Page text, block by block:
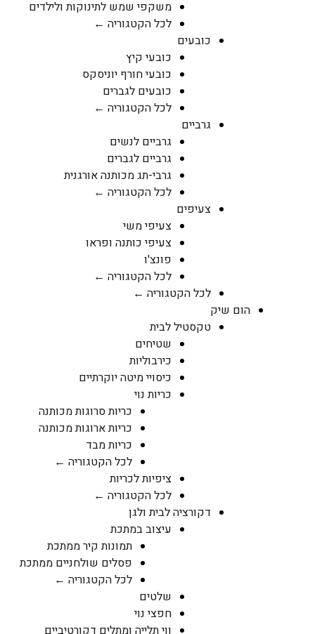
משקפי שמש לתינוקות ולילדים
לכל הקטגוריה ←
כובעים
כובעי קיץ
כובעי חורף יוניסקס
כובעים לגברים
לכל הקטגוריה ←
גרביים
גרביים לנשים
גרביים לגברים
גרבי-תג מכותנה אורגנית
לכל הקטגוריה ←
צעיפים
צעיפי משי
צעיפי כותנה ופראו
פונצ'ו
לכל הקטגוריה ←
לכל הקטגוריה ←
הום שיק
טקסטיל לבית
שטיחים
כירבוליות
כיסויי מיטה יוקרתיים
כריות נוי
כריות סרוגות מכותנה
כריות ארוגות מכותנה
כריות מבד
לכל הקטגוריה ←
ציפיות לכריות
לכל הקטגוריה ←
דקורציה לבית ולגן
עיצוב במתכת
תמונות קיר ממתכת
פסלים שולחניים ממתכת
לכל הקטגוריה ←
שלטים
חפצי נוי
ווי תלייה ומתלים דקורטיביים